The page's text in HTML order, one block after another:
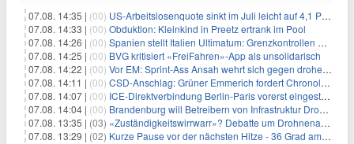
07.08. 14:35 | (00) US-Arbeitslosenquote sinkt im Juli leicht auf 4,1 Prozent
07.08. 14:33 | (00) Obduktion: Kleinkind in Preetz ertrank im Pool
07.08. 14:26 | (00) Spanien stellt Italien Ultimatum: Grenzkontrollen beenden
07.08. 14:25 | (00) BVG kritisiert «FreiFahren»-App als unsolidarisch
07.08. 14:22 | (00) Vor EM: Sprint-Ass Ansah wehrt sich gegen drohende Sperre
07.08. 14:11 | (00) CSD-Anschlag: Grüner Emmerich fordert Chronologie von Dobrindt
07.08. 14:07 | (00) ICE-Direktverbindung Berlin-Paris vorerst eingestellt
07.08. 14:04 | (00) Brandenburg will Betreibern von Infrastruktur Drohnenabwehr erlauben
07.08. 13:35 | (03) «Zuständigkeitswirrwarr»? Debatte um Drohnenabwehr entbrannt
07.08. 13:29 | (02) Kurze Pause vor der nächsten Hitze - 36 Grad am Wochenende